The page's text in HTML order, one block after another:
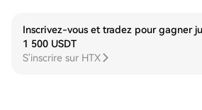
Inscrivez-vous et tradez pour gagner
1 500 USDT
S'inscrire sur HTX